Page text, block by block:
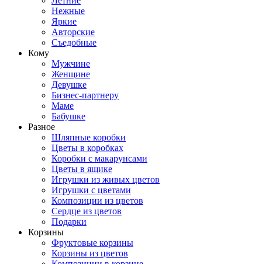
Нежные
Яркие
Авторские
Съедобные
Кому
Мужчине
Женщине
Девушке
Бизнес-партнеру
Маме
Бабушке
Разное
Шляпные коробки
Цветы в коробках
Коробки с макарунсами
Цветы в ящике
Игрушки из живых цветов
Игрушки с цветами
Композиции из цветов
Сердце из цветов
Подарки
Корзины
Фруктовые корзины
Корзины из цветов